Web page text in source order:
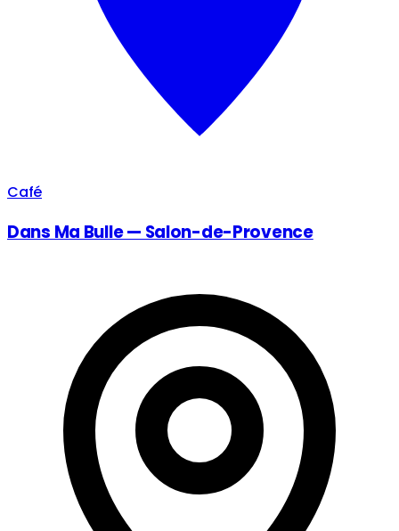
Café
Dans Ma Bulle — Salon-de-Provence